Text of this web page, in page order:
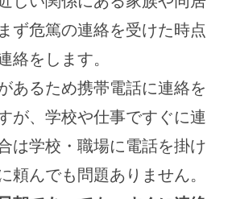
ず危篤の連絡を受けた時点
絡をします。
あるため携帯電話に連絡を
が、学校や仕事ですぐに連
は学校・職場に電話を掛け
頼んでも問題ありません。